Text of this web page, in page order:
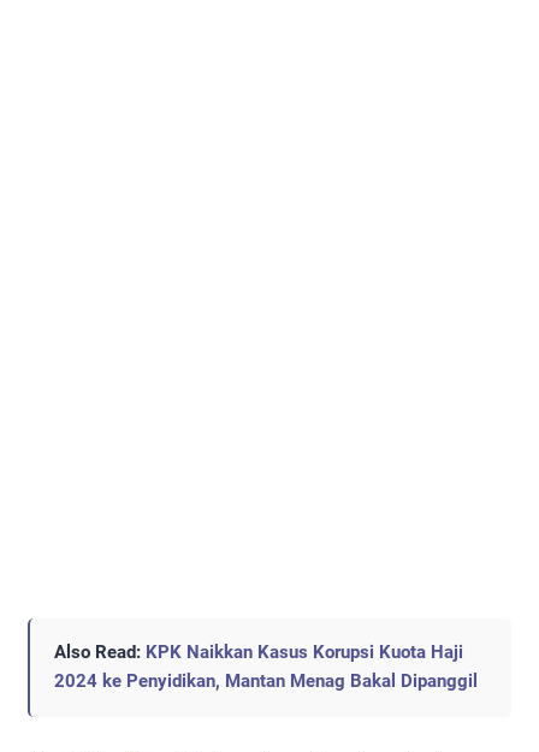
Also Read: KPK Naikkan Kasus Korupsi Kuota Haji
2024 ke Penyidikan, Mantan Menag Bakal Dipanggil